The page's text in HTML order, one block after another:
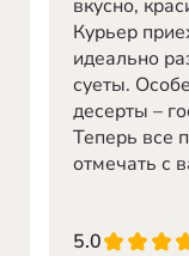
вкусно,
Курьер
идеально
суеты.
десерты –
Теперь все
отмечать с
5.0